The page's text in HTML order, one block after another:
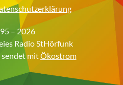
– 2026
Radio StHörfunk
mitÖkostrom